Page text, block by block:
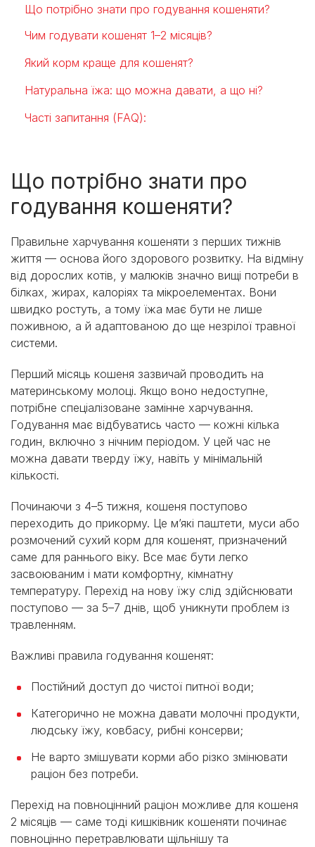
Що потрібно знати про годування кошеняти?
Чим годувати кошенят 1–2 місяців?
Який корм краще для кошенят?
Натуральна їжа: що можна давати, а що ні?
Часті запитання (FAQ):
Що потрібно знати про
годування кошеняти?
Правильне харчування кошеняти з перших тижнів
життя — основа його здорового розвитку. На відміну
від дорослих котів, у малюків значно вищі потреби в
білках, жирах, калоріях та мікроелементах. Вони
швидко ростуть, а тому їжа має бути не лише
поживною, а й адаптованою до ще незрілої травної
системи.
Перший місяць кошеня зазвичай проводить на
материнському молоці. Якщо воно недоступне,
потрібне спеціалізоване замінне харчування.
Годування має відбуватись часто — кожні кілька
годин, включно з нічним періодом. У цей час не
можна давати тверду їжу, навіть у мінімальній
кількості.
Починаючи з 4–5 тижня, кошеня поступово
переходить до прикорму. Це м’які паштети, муси або
розмочений сухий корм для кошенят, призначений
саме для раннього віку. Все має бути легко
засвоюваним і мати комфортну, кімнатну
температуру. Перехід на нову їжу слід здійснювати
поступово — за 5–7 днів, щоб уникнути проблем із
травленням.
Важливі правила годування кошенят:
Постійний доступ до чистої питної води;
Категорично не можна давати молочні продукти,
людську їжу, ковбасу, рибні консерви;
Не варто змішувати корми або різко змінювати
раціон без потреби.
Перехід на повноцінний раціон можливе для кошеня
2 місяців — саме тоді кишківник кошеняти починає
повноцінно перетравлювати щільнішу та